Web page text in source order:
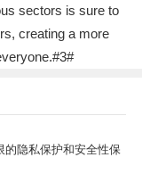
sectors is sure to
creating a more
的隐私保护和安全性保